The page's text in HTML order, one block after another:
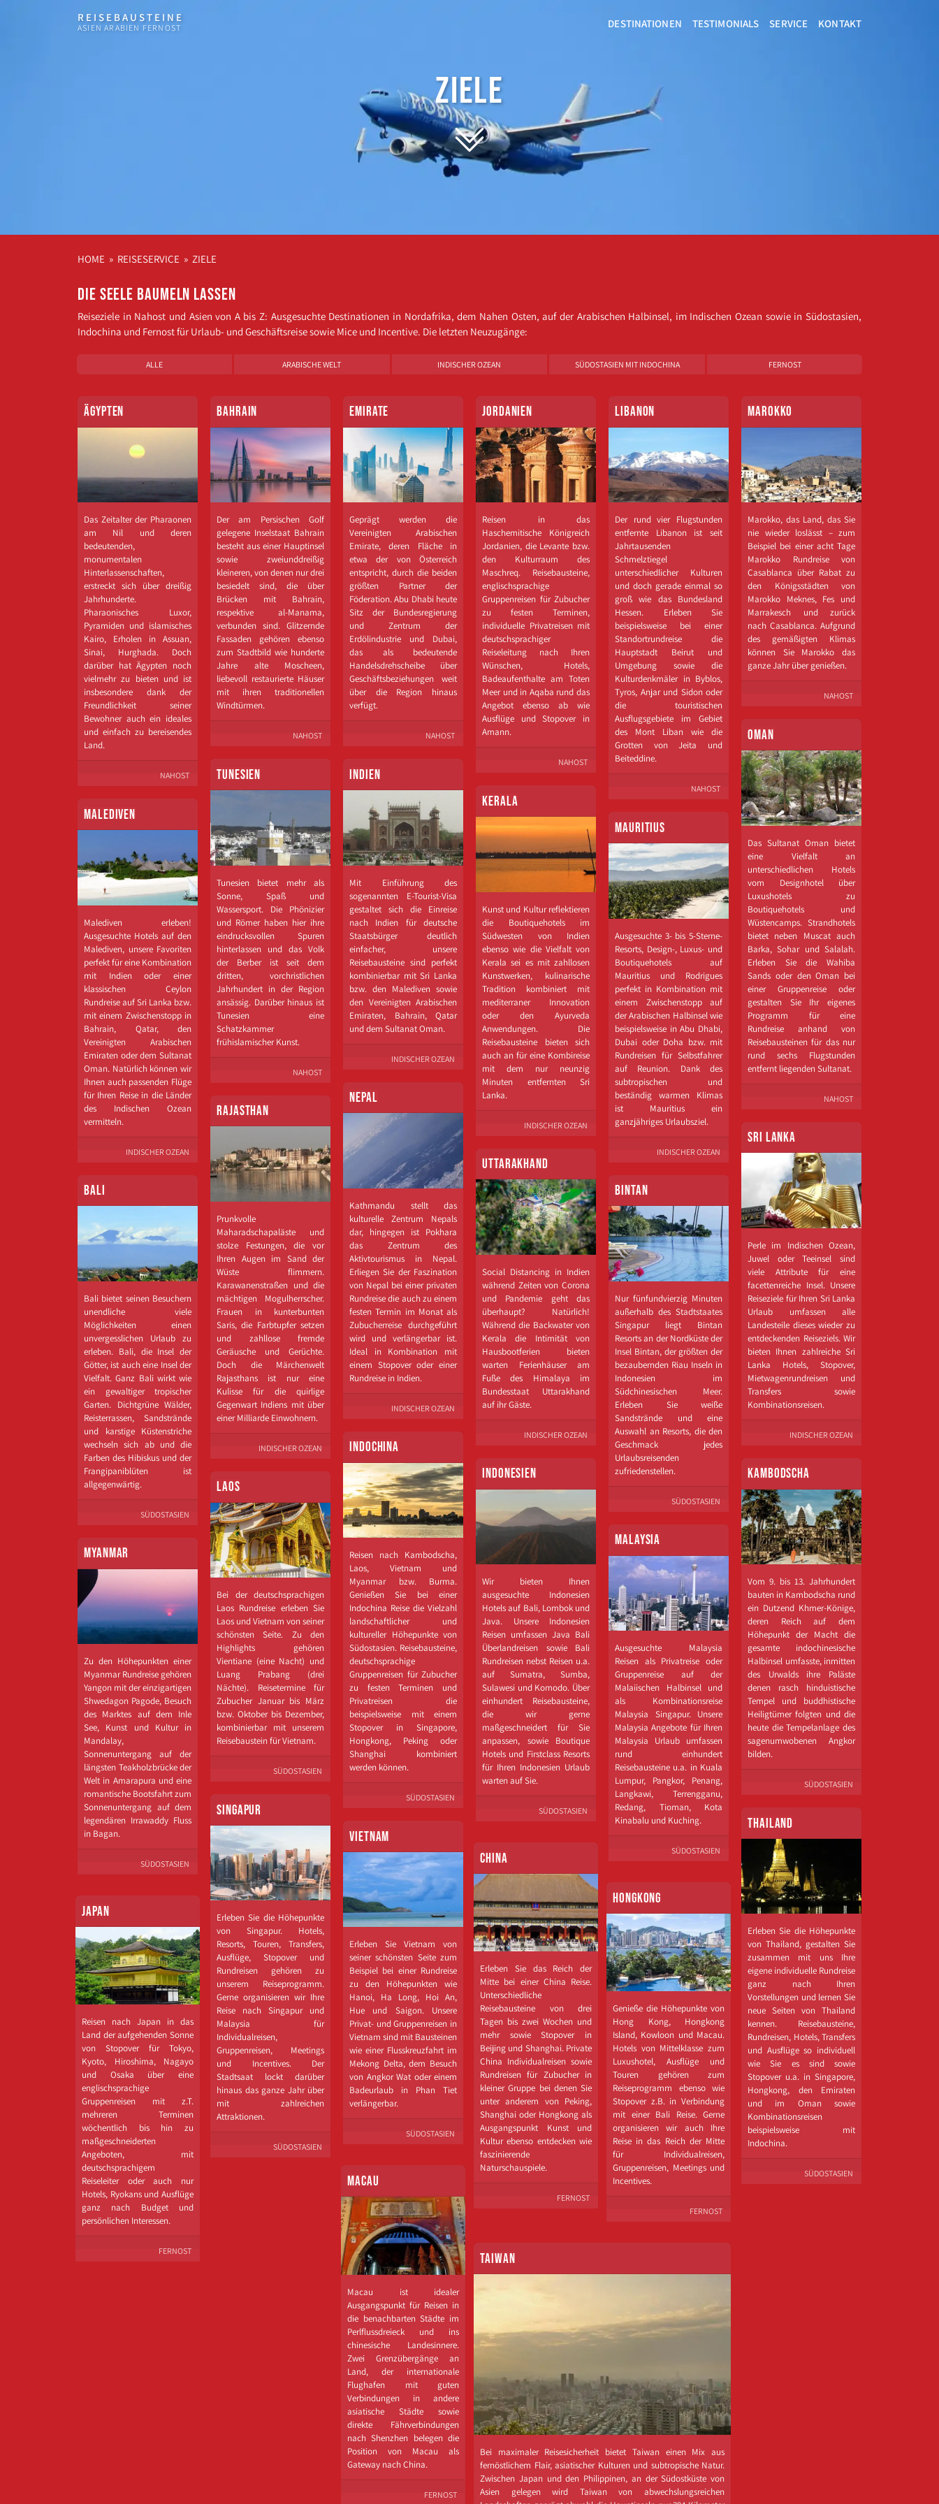
REISEBAUSTEINE
ASIEN ARABIEN FERNOST DESTINATIONEN TESTIMONIALS SERVICE KONTAKT
ZIELE
HOME » REISESERVICE » ZIELE
Die Seele baumeln lassen
Reiseziele in Nahost und Asien von A bis Z: Ausgesuchte Destinationen in Nordafrika, dem Nahen Osten, auf der Arabischen Halbinsel, im Indischen Ozean sowie in Südostasien,
Indochina und Fernost für Urlaub-​ und Geschäftsreise sowie Mice und Incentive. Die letzten Neuzugänge:
ALLE ARABISCHE WELT INDISCHER OZEAN SÜDOSTASIEN MIT INDOCHINA FERNOST
ÄGYPTEN
Das Zeitalter der Pharaonen
am Nil und deren
bedeutenden,
monumentalen
Hinterlassenschaften,
erstreckt sich über dreißig
Jahrhunderte.
Pharaonisches Luxor,
Pyramiden und islamisches
Kairo, Erholen in Assuan,
Sinai, Hurghada. Doch
darüber hat Ägypten noch
vielmehr zu bieten und ist
insbesondere dank der
Freundlichkeit seiner
Bewohner auch ein ideales
und einfach zu bereisendes
Land.
NAHOST
BAHRAIN
Der am Persischen Golf
gelegene Inselstaat Bahrain
besteht aus einer Hauptinsel
sowie zweiunddreißig
kleineren, von denen nur drei
besiedelt sind, die über
Brücken mit Bahrain,
respektive al-​Manama,
verbunden sind. Glitzernde
Fassaden gehören ebenso
zum Stadtbild wie hunderte
Jahre alte Moscheen,
liebevoll restaurierte Häuser
mit ihren traditionellen
Windtürmen.
NAHOST
EMIRATE
Geprägt werden die
Vereinigten Arabischen
Emirate, deren Fläche in
etwa der von Österreich
entspricht, durch die beiden
größten Partner der
Föderation. Abu Dhabi heute
Sitz der Bundesregierung
und Zentrum der
Erdölindustrie und Dubai,
das als bedeutende
Handelsdrehscheibe über
Geschäftsbeziehungen weit
über die Region hinaus
verfügt.
NAHOST
JORDANIEN
Reisen in das
Haschemitische Königreich
Jordanien, die Levante bzw.
den Kulturraum des
Maschreq. Reisebausteine,
englischsprachige
Gruppenreisen für Zubucher
zu festen Terminen,
individuelle Privatreisen mit
deutschsprachiger
Reiseleitung nach Ihren
Wünschen, Hotels,
Badeaufenthalte am Toten
Meer und in Aqaba rund das
Angebot ebenso ab wie
Ausflüge und Stopover in
Amann.
NAHOST
LIBANON
Der rund vier Flugstunden
entfernte Libanon ist seit
Jahrtausenden
Schmelztiegel
unterschiedlicher Kulturen
und doch gerade einmal so
groß wie das Bundesland
Hessen. Erleben Sie
beispielsweise bei einer
Standortrundreise die
Hauptstadt Beirut und
Umgebung sowie die
Kulturdenkmäler in Byblos,
Tyros, Anjar und Sidon oder
die touristischen
Ausflugsgebiete im Gebiet
des Mont Liban wie die
Grotten von Jeita und
Beiteddine.
NAHOST
MAROKKO
Marokko, das Land, das Sie
nie wieder loslässt – zum
Beispiel bei einer acht Tage
Marokko Rundreise von
Casablanca über Rabat zu
den Königsstädten von
Marokko Meknes, Fes und
Marrakesch und zurück
nach Casablanca. Aufgrund
des gemäßigten Klimas
können Sie Marokko das
ganze Jahr über genießen.
NAHOST
OMAN
Das Sultanat Oman bietet
eine Vielfalt an
unterschiedlichen Hotels
vom Designhotel über
Luxushotels zu
Boutiquehotels und
Wüstencamps. Strandhotels
bietet neben Muscat auch
Barka, Sohar und Salalah.
Erleben Sie die Wahiba
Sands oder den Oman bei
einer Gruppenreise oder
gestalten Sie Ihr eigenes
Programm für eine
Rundreise anhand von
Reisebausteinen für das nur
rund sechs Flugstunden
entfernt liegenden Sultanat.
NAHOST
TUNESIEN
Tunesien bietet mehr als
Sonne, Spaß und
Wassersport. Die Phönizier
und Römer haben hier ihre
eindrucksvollen Spuren
hinterlassen und das Volk
der Berber ist seit dem
dritten, vorchristlichen
Jahrhundert in der Region
ansässig. Darüber hinaus ist
Tunesien eine
Schatzkammer
frühislamischer Kunst.
NAHOST
INDIEN
Mit Einführung des
sogenannten E-​Tourist-Visa
gestaltet sich die Einreise
nach Indien für deutsche
Staatsbürger deutlich
einfacher, unsere
Reisebausteine sind perfekt
kombinierbar mit Sri Lanka
bzw. den Malediven sowie
den Vereinigten Arabischen
Emiraten, Bahrain, Qatar
und dem Sultanat Oman.
INDISCHER OZEAN
KERALA
Kunst und Kultur reflektieren
die Boutiquehotels im
Südwesten von Indien
ebenso wie die Vielfalt von
Kerala sei es mit zahllosen
Kunstwerken, kulinarische
Tradition kombiniert mit
mediterraner Innovation
oder den Ayurveda
Anwendungen. Die
Reisebausteine bieten sich
auch an für eine Kombireise
mit dem nur neunzig
Minuten entfernten Sri
Lanka.
INDISCHER OZEAN
MALEDIVEN
Malediven erleben!
Ausgesuchte Hotels auf den
Malediven, unsere Favoriten
perfekt für eine Kombination
mit Indien oder einer
klassischen Ceylon
Rundreise auf Sri Lanka bzw.
mit einem Zwischenstopp in
Bahrain, Qatar, den
Vereinigten Arabischen
Emiraten oder dem Sultanat
Oman. Natürlich können wir
Ihnen auch passenden Flüge
für Ihren Reise in die Länder
des Indischen Ozean
vermitteln.
INDISCHER OZEAN
MAURITIUS
Ausgesuchte 3- bis 5-​Sterne-
Resorts, Design-​, Luxus-​ und
Boutiquehotels auf
Mauritius und Rodrigues
perfekt in Kombination mit
einem Zwischenstopp auf
der Arabischen Halbinsel wie
beispielsweise in Abu Dhabi,
Dubai oder Doha bzw. mit
Rundreisen für Selbstfahrer
auf Reunion. Dank des
subtropischen und
beständig warmen Klimas
ist Mauritius ein
ganzjähriges Urlaubsziel.
INDISCHER OZEAN
NEPAL
Kathmandu stellt das
kulturelle Zentrum Nepals
dar, hingegen ist Pokhara
das Zentrum des
Aktivtourismus in Nepal.
Erliegen Sie der Faszination
von Nepal bei einer privaten
Rundreise die auch zu einem
festen Termin im Monat als
Zubucherreise durchgeführt
wird und verlängerbar ist.
Ideal in Kombination mit
einem Stopover oder einer
Rundreise in Indien.
INDISCHER OZEAN
RAJASTHAN
Prunkvolle
Maharadschapaläste und
stolze Festungen, die vor
Ihren Augen im Sand der
Wüste flimmern.
Karawanenstraßen und die
mächtigen Mogulherrscher.
Frauen in kunterbunten
Saris, die Farbtupfer setzen
und zahllose fremde
Geräusche und Gerüchte.
Doch die Märchenwelt
Rajasthans ist nur eine
Kulisse für die quirlige
Gegenwart Indiens mit über
einer Milliarde Einwohnern.
INDISCHER OZEAN
SRI LANKA
Perle im Indischen Ozean,
Juwel oder Teeinsel sind
viele Attribute für eine
facettenreiche Insel. Unsere
Reiseziele für Ihren Sri Lanka
Urlaub umfassen alle
Landesteile dieses wieder zu
entdeckenden Reiseziels. Wir
bieten Ihnen zahlreiche Sri
Lanka Hotels, Stopover,
Mietwagenrundreisen und
Transfers sowie
Kombinationsreisen.
INDISCHER OZEAN
UTTARAKHAND
Social Distancing in Indien
während Zeiten von Corona
und Pandemie geht das
überhaupt? Natürlich!
Während die Backwater von
Kerala die Intimität von
Hausbootferien bieten
warten Ferienhäuser am
Fuße des Himalaya im
Bundesstaat Uttarakhand
auf ihr Gäste.
INDISCHER OZEAN
BALI
Bali bietet seinen Besuchern
unendliche viele
Möglichkeiten einen
unvergesslichen Urlaub zu
erleben. Bali, die Insel der
Götter, ist auch eine Insel der
Vielfalt. Ganz Bali wirkt wie
ein gewaltiger tropischer
Garten. Dichtgrüne Wälder,
Reisterrassen, Sandstrände
und karstige Küstenstriche
wechseln sich ab und die
Farben des Hibiskus und der
Frangipaniblüten ist
allgegenwärtig.
SÜDOSTASIEN
BINTAN
Nur fünfundvierzig Minuten
außerhalb des Stadtstaates
Singapur liegt Bintan
Resorts an der Nordküste der
Insel Bintan, der größten der
bezaubernden Riau Inseln in
Indonesien im
Südchinesischen Meer.
Erleben Sie weiße
Sandstrände und eine
Auswahl an Resorts, die den
Geschmack jedes
Urlaubsreisenden
zufriedenstellen.
SÜDOSTASIEN
INDOCHINA
Reisen nach Kambodscha,
Laos, Vietnam und
Myanmar bzw. Burma.
Genießen Sie bei einer
Indochina Reise die Vielzahl
landschaftlicher und
kultureller Höhepunkte von
Südostasien. Reisebausteine,
deutschsprachige
Gruppenreisen für Zubucher
zu festen Terminen und
Privatreisen die
beispielsweise mit einem
Stopover in Singapore,
Hongkong, Peking oder
Shanghai kombiniert
werden können.
SÜDOSTASIEN
INDONESIEN
Wir bieten Ihnen
ausgesuchte Indonesien
Hotels auf Bali, Lombok und
Java. Unsere Indonesien
Reisen umfassen Java Bali
Überlandreisen sowie Bali
Rundreisen nebst Reisen u.a.
auf Sumatra, Sumba,
Sulawesi und Komodo. Über
einhundert Reisebausteine,
die wir gerne
maßgeschneidert für Sie
anpassen, sowie Boutique
Hotels und Firstclass Resorts
für Ihren Indonesien Urlaub
warten auf Sie.
SÜDOSTASIEN
KAMBODSCHA
Vom 9. bis 13. Jahrhundert
bauten in Kambodscha rund
ein Dutzend Khmer-​Könige,
deren Reich auf dem
Höhepunkt der Macht die
gesamte indochinesische
Halbinsel umfasste, inmitten
des Urwalds ihre Paläste
denen rasch hinduistische
Tempel und buddhistische
Heiligtümer folgten und die
heute die Tempelanlage des
sagenumwobenen Angkor
bilden.
SÜDOSTASIEN
LAOS
Bei der deutschsprachigen
Laos Rundreise erleben Sie
Laos und Vietnam von seiner
schönsten Seite. Zu den
Highlights gehören
Vientiane (eine Nacht) und
Luang Prabang (drei
Nächte). Reisetermine für
Zubucher Januar bis März
bzw. Oktober bis Dezember,
kombinierbar mit unserem
Reisebaustein für Vietnam.
SÜDOSTASIEN
MALAYSIA
Ausgesuchte Malaysia
Reisen als Privatreise oder
Gruppenreise auf der
Malaiischen Halbinsel und
als Kombinationsreise
Malaysia Singapur. Unsere
Malaysia Angebote für Ihren
Malaysia Urlaub umfassen
rund einhundert
Reisebausteine u.a. in Kuala
Lumpur, Pangkor, Penang,
Langkawi, Terrengganu,
Redang, Tioman, Kota
Kinabalu und Kuching.
SÜDOSTASIEN
MYANMAR
Zu den Höhepunkten einer
Myanmar Rundreise gehören
Yangon mit der einzigartigen
Shwedagon Pagode, Besuch
des Marktes auf dem Inle
See, Kunst und Kultur in
Mandalay,
Sonnenuntergang auf der
längsten Teakholzbrücke der
Welt in Amarapura und eine
romantische Bootsfahrt zum
Sonnenuntergang auf dem
legendären Irrawaddy Fluss
in Bagan.
SÜDOSTASIEN
SINGAPUR
Erleben Sie die Höhepunkte
von Singapur. Hotels,
Resorts, Touren, Transfers,
Ausflüge, Stopover und
Rundreisen gehören zu
unserem Reiseprogramm.
Gerne organisieren wir Ihre
Reise nach Singapur und
Malaysia für
Individualreisen,
Gruppenreisen, Meetings
und Incentives. Der
Stadtsaat lockt darüber
hinaus das ganze Jahr über
mit zahlreichen
Attraktionen.
SÜDOSTASIEN
THAILAND
Erleben Sie die Höhepunkte
von Thailand, gestalten Sie
zusammen mit uns Ihre
eigene individuelle Rundreise
ganz nach Ihren
Vorstellungen und lernen Sie
neue Seiten von Thailand
kennen. Reisebausteine,
Rundreisen, Hotels, Transfers
und Ausflüge so individuell
wie Sie es sind sowie
Stopover u.a. in Singapore,
Hongkong, den Emiraten
und im Oman sowie
Kombinationsreisen
beispielsweise mit
Indochina.
SÜDOSTASIEN
VIETNAM
Erleben Sie Vietnam von
seiner schönsten Seite zum
Beispiel bei einer Rundreise
zu den Höhepunkten wie
Hanoi, Ha Long, Hoi An,
Hue und Saigon. Unsere
Privat-​ und Gruppenreisen in
Vietnam sind mit Bausteinen
wie einer Flusskreuzfahrt im
Mekong Delta, dem Besuch
von Angkor Wat oder einem
Badeurlaub in Phan Tiet
verlängerbar.
SÜDOSTASIEN
CHINA
Erleben Sie das Reich der
Mitte bei einer China Reise.
Unterschiedliche
Reisebausteine von drei
Tagen bis zwei Wochen und
mehr sowie Stopover in
Beijing und Shanghai. Private
China Individualreisen sowie
Rundreisen für Zubucher in
kleiner Gruppe bei denen Sie
unter anderem von Peking,
Shanghai oder Hongkong als
Ausgangspunkt Kunst und
Kultur ebenso entdecken wie
faszinierende
Naturschauspiele.
FERNOST
HONGKONG
Genieße die Höhepunkte von
Hong Kong, Hongkong
Island, Kowloon und Macau.
Hotels von Mittelklasse zum
Luxushotel, Ausflüge und
Touren gehören zum
Reiseprogramm ebenso wie
Stopover z.B. in Verbindung
mit einer Bali Reise. Gerne
organisieren wir auch Ihre
Reise in das Reich der Mitte
für Individualreisen,
Gruppenreisen, Meetings und
Incentives.
FERNOST
JAPAN
Reisen nach Japan in das
Land der aufgehenden Sonne
von Stopover für Tokyo,
Kyoto, Hiroshima, Nagayo
und Osaka über eine
englischsprachige
Gruppenreisen mit z.T.
mehreren Terminen
wöchentlich bis hin zu
maßgeschneiderten
Angeboten, mit
deutschsprachigem
Reiseleiter oder auch nur
Hotels, Ryokans und Ausflüge
ganz nach Budget und
persönlichen Interessen.
FERNOST
MACAU
Macau ist idealer
Ausgangspunkt für Reisen in
die benachbarten Städte im
Perlflussdreieck und ins
chinesische Landesinnere.
Zwei Grenzübergänge an
Land, der internationale
Flughafen mit guten
Verbindungen in andere
asiatische Städte sowie
direkte Fährverbindungen
nach Shenzhen belegen die
Position von Macau als
Gateway nach China.
FERNOST
TAIWAN
Bei maximaler Reisesicherheit bietet Taiwan einen Mix aus
fernöstlichem Flair, asiatischer Kulturen und subtropische Natur.
Zwischen Japan und den Philippinen, an der Südostküste von
Asien gelegen wird Taiwan von abwechslungsreichen